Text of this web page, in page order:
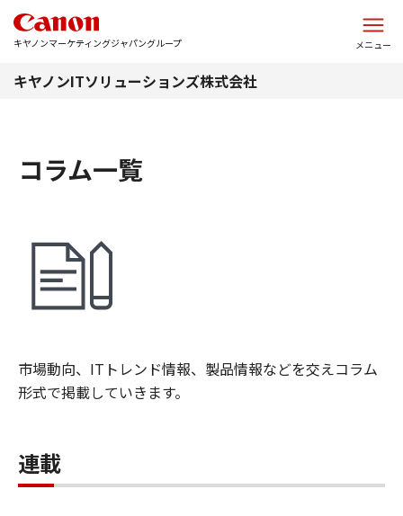
キヤノンマーケティングジャパングループ メニュー
キヤノンITソリューションズ株式会社
コラム一覧
市場動向、ITトレンド情報、製品情報などを交えコラム
形式で掲載していきます。
連載